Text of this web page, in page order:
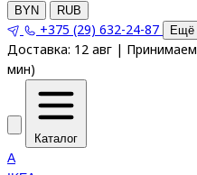
BYN RUB
+375 (29) 632-24-87 Ещё
Доставка: 12 авг | Принимаем
мин)
Каталог
A